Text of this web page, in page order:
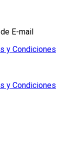
E-mail
y Condiciones
y Condiciones